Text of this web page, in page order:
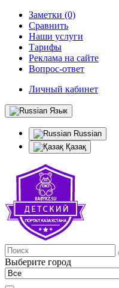
Заметки (0)
Сравнить
Наши услуги
Тарифы
Реклама на сайте
Вопрос-ответ
Личный кабинет
Язык
Russian
Қазақ
Выберите город